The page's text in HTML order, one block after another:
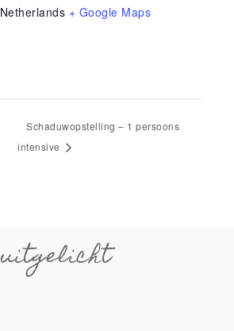
Netherlands + Google Maps
Schaduwopstelling – 1 persoons
intensive
uitgelicht